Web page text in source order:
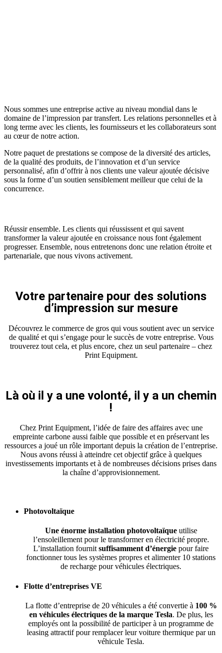
Nous sommes une entreprise active au niveau mondial dans le
domaine de l’impression par transfert. Les relations personnelles et à
long terme avec les clients, les fournisseurs et les collaborateurs sont
au cœur de notre action.
Notre paquet de prestations se compose de la diversité des articles,
de la qualité des produits, de l’innovation et d’un service
personnalisé, afin d’offrir à nos clients une valeur ajoutée décisive
sous la forme d’un soutien sensiblement meilleur que celui de la
concurrence.
Réussir ensemble. Les clients qui réussissent et qui savent
transformer la valeur ajoutée en croissance nous font également
progresser. Ensemble, nous entretenons donc une relation étroite et
partenariale, que nous vivons activement.
Votre partenaire pour des solutions
d’impression sur mesure
Découvrez le commerce de gros qui vous soutient avec un service
de qualité et qui s’engage pour le succès de votre entreprise. Vous
trouverez tout cela, et plus encore, chez un seul partenaire – chez
Print Equipment.
Là où il y a une volonté, il y a un chemin
!
Chez Print Equipment, l’idée de faire des affaires avec une
empreinte carbone aussi faible que possible et en préservant les
ressources a joué un rôle important depuis la création de l’entreprise.
Nous avons réussi à atteindre cet objectif grâce à quelques
investissements importants et à de nombreuses décisions prises dans
la chaîne d’approvisionnement.
Photovoltaïque
Une énorme installation photovoltaïqueutilise
l’ensoleillement pour le transformer en électricité propre.
L’installation fournitsuffisamment d’énergie pour faire
fonctionner tous les systèmes propres et alimenter 10 stations
de recharge pour véhicules électriques.
Flotte d’entreprises VE
La flotte d’entreprise de 20 véhicules a été convertie à 100 %
en véhicules électriques de la marque Tesla. De plus, les
employés ont la possibilité de participer à un programme de
leasing attractif pour remplacer leur voiture thermique par un
véhicule Tesla.